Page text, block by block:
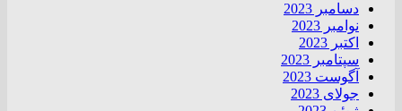
دسامبر 2023
نوامبر 2023
اکتبر 2023
سپتامبر 2023
آگوست 2023
جولای 2023